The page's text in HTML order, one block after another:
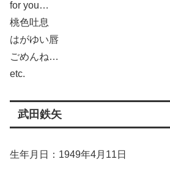
for you…
桃色吐息
はがゆい唇
ごめんね…
etc.
武田鉄矢
生年月日：1949年4月11日